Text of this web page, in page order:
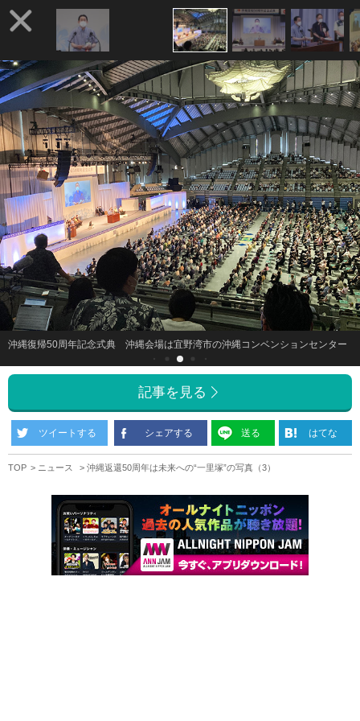
沖縄復帰50周年記念式典 沖縄会場は宜野湾市の沖縄コンベンションセンター
記事を見る
ツイートする シェアする 送る はてな
TOP ニュース 沖縄返還50周年は未来への“一里塚”の写真（3）